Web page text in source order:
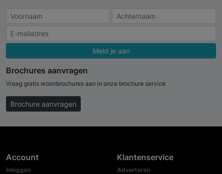
Meld je aan
Brochures aanvragen
Vraag gratis woonbrochures aan in onze brochure service
Brochure aanvragen
Account
Inloggen
Klantenservice
Adverteren